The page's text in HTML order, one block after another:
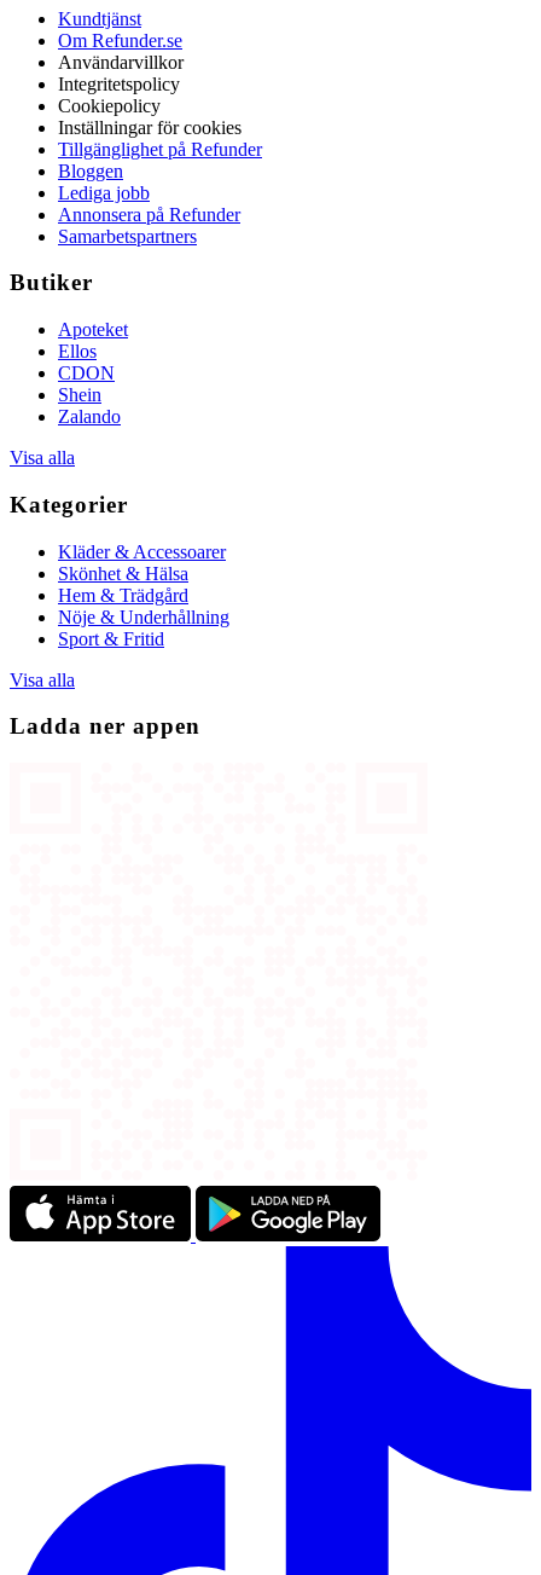
Kundtjänst
Om Refunder.se
Användarvillkor
Integritetspolicy
Cookiepolicy
Inställningar för cookies
Tillgänglighet på Refunder
Bloggen
Lediga jobb
Annonsera på Refunder
Samarbetspartners
Butiker
Apoteket
Ellos
CDON
Shein
Zalando
Visa alla
Kategorier
Kläder & Accessoarer
Skönhet & Hälsa
Hem & Trädgård
Nöje & Underhållning
Sport & Fritid
Visa alla
Ladda ner appen